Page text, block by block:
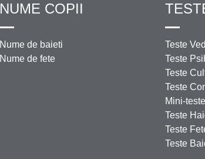
NUME COPII
Nume de baieti
Nume de fete
Teste
Teste
Teste
Teste
Mini-teste
Teste
Teste
Teste